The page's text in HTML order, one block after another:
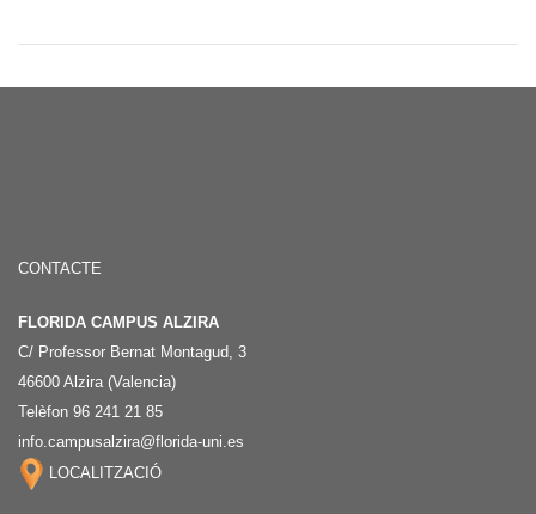
CONTACTE
FLORIDA CAMPUS ALZIRA
C/ Professor Bernat Montagud, 3
46600 Alzira (Valencia)
Telèfon 96 241 21 85
info.campusalzira@florida-uni.es
LOCALITZACIÓ